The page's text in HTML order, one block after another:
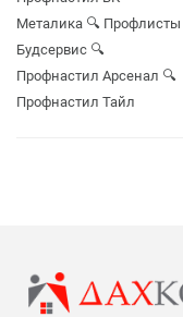
Металика 🔍 Профлисты
Будсервис 🔍
Профнастил Арсенал 🔍
Профнастил Тайл